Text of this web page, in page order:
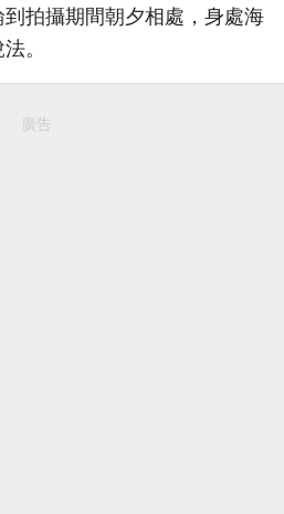
到拍攝期間朝夕相處，身處海
。
廣告